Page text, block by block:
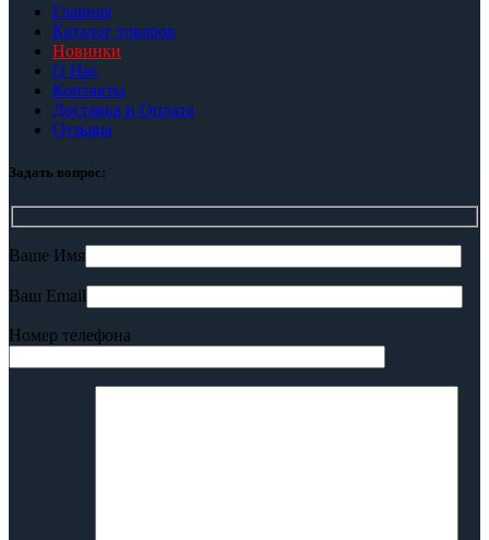
Главная
Каталог товаров
Новинки
О Нас
Контакты
Доставка и Оплата
Отзывы
Задать вопрос:
Ваше Имя
Ваш Email
Номер телефона